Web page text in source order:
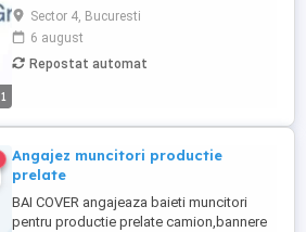
1
profesionist din domeniul chimiei, care să
se alăture echipei noastre de producție.
Profilul candidatului ideal: Experiență de
minimum 4 ani într-un mediu industrial
Sector 4, Bucuresti
6 august
Repostat automat
Angajez muncitori productie
prelate
BAI COVER angajeaza baieti muncitori
pentru productie prelate camion,bannere